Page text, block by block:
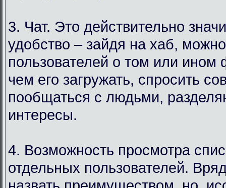
3. Чат. Это действительно
удобство – зайдя на хаб,
пользователей о том или
чем его загружать, спросить
пообщаться с людьми,
интересы.
4. Возможность просмотра
отдельных пользователей.